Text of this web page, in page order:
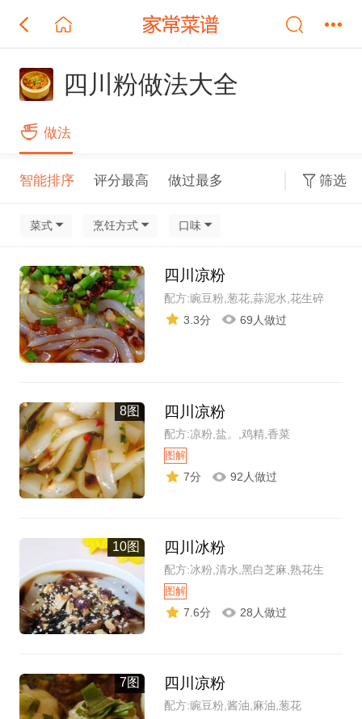
四川粉做法大全
做法
智能排序 评分最高 做过最多 筛选
菜式 烹饪方式 口味
四川凉粉
配方:豌豆粉,葱花,蒜泥水,花生碎
3.3分
69人做过
8图 四川凉粉
配方:凉粉,盐。,鸡精,香菜
图解
7分 92人做过
10图 四川冰粉
配方:冰粉,清水,黑白芝麻,熟花生
图解
7.6分 28人做过
7图 四川凉粉
配方:豌豆粉,酱油,麻油,葱花